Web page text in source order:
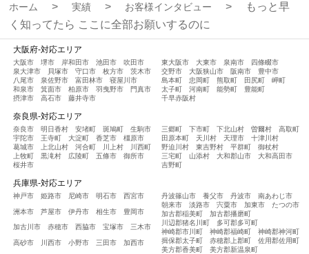
ホーム 実績 お客様インタビュー
もっと早
く知ってたら ここに全部お願いするのに
大阪府-対応エリア
大阪市 堺市 岸和田市 池田市
吹田市
泉大津市
貝塚市 守口市 枚方市
茨木市
八尾市
泉佐野市 富田林市
寝屋川市
和泉市
箕面市 柏原市 羽曳野市
門真市
摂津市
高石市 藤井寺市
東大阪市 大東市 泉南市
四條畷市
交野市
大阪狭山市 阪南市
豊中市
島本町
忠岡町 熊取町 田尻町
岬町
太子町
河南町 能勢町
豊能町
千早赤阪村
奈良県-対応エリア
奈良市 明日香村 安堵町 斑鳩町
生駒市
宇陀市
王寺町 大淀町 香芝市
橿原市
葛城市
上北山村 河合町 川上村
川西町
上牧町
黒滝村 広陵町 五條市
御所市
桜井市
三郷町 下市町 下北山村 曽爾村
高取町
田原本町
天川村 天理市
十津川村
野迫川村
東吉野村 平群町
御杖村
三宅町
山添村 大和郡山市
大和高田市
吉野町
兵庫県-対応エリア
神戸市 姫路市 尼崎市 明石市 西宮市
洲本市 芦屋市 伊丹市 相生市 豊岡市
加古川市 赤穂市 西脇市 宝塚市 三木市
高砂市 川西市 小野市 三田市 加西市
丹波篠山市 養父市 丹波市
南あわじ市
朝来市
淡路市 宍粟市 加東市
たつの市
加古郡稲美町
加古郡播磨町
川辺郡猪名川町
多可郡多可町
神崎郡市川町
神崎郡福崎町
神崎郡神河町
揖保郡太子町
赤穂郡上郡町
佐用郡佐用町
美方郡香美町
美方郡新温泉町